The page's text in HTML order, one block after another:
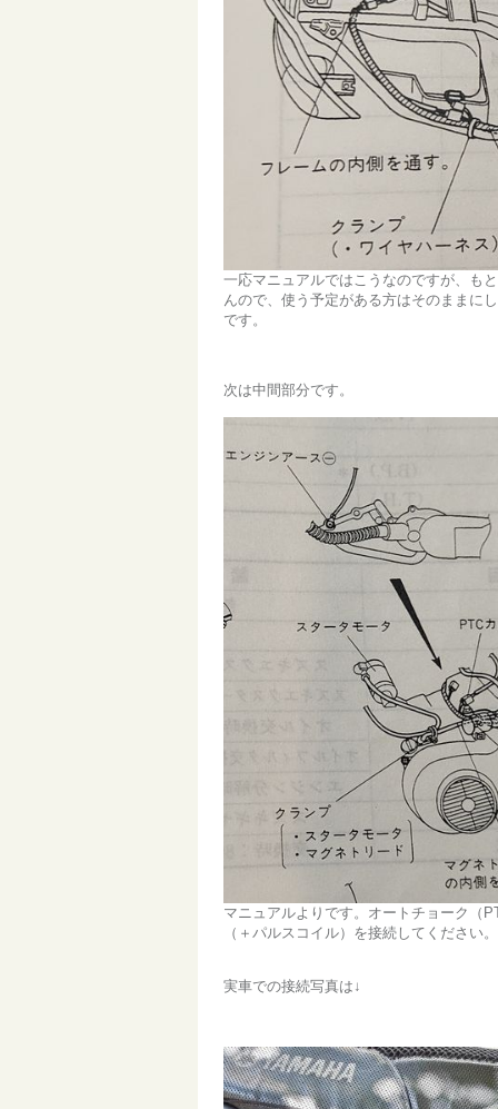
一応マニュアルではこうなのですが、も
んので、使う予定がある方はそのままに
です。
次は中間部分です。
マニュアルよりです。オートチョーク
（＋パルスコイル）を接続してください
実車での接続写真は↓